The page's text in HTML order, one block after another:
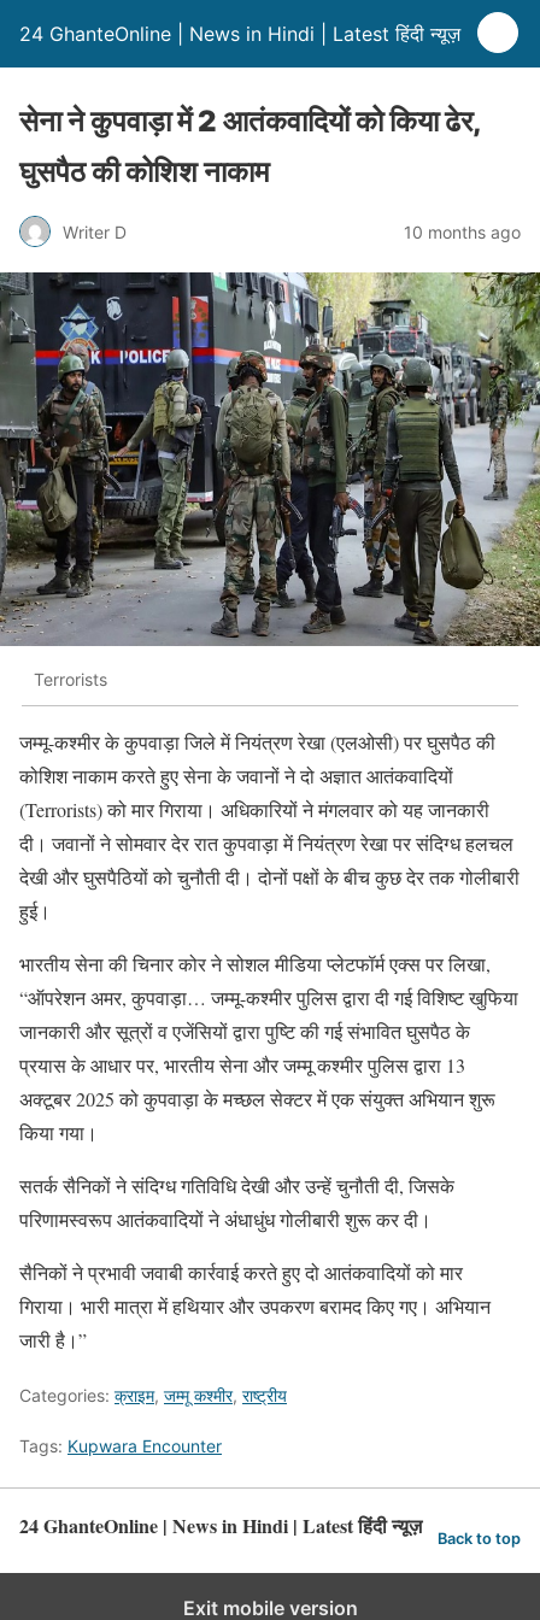
24 GhanteOnline | News in Hindi | Latest हिंदी न्यूज़
सेना ने कुपवाड़ा में 2 आतंकवादियों को किया ढेर,
घुसपैठ की कोशिश नाकाम
Writer D 10 months ago
Terrorists
जम्मू-कश्मीर के कुपवाड़ा जिले में नियंत्रण रेखा (एलओसी) पर घुसपैठ की
कोशिश नाकाम करते हुए सेना के जवानों ने दो अज्ञात आतंकवादियों
(Terrorists) को मार गिराया। अधिकारियों ने मंगलवार को यह जानकारी
दी। जवानों ने सोमवार देर रात कुपवाड़ा में नियंत्रण रेखा पर संदिग्ध हलचल
देखी और घुसपैठियों को चुनौती दी। दोनों पक्षों के बीच कुछ देर तक गोलीबारी
हुई।
भारतीय सेना की चिनार कोर ने सोशल मीडिया प्लेटफॉर्म एक्स पर लिखा,
“ऑपरेशन अमर, कुपवाड़ा… जम्मू-कश्मीर पुलिस द्वारा दी गई विशिष्ट खुफिया
जानकारी और सूत्रों व एजेंसियों द्वारा पुष्टि की गई संभावित घुसपैठ के
प्रयास के आधार पर, भारतीय सेना और जम्मू कश्मीर पुलिस द्वारा 13
अक्टूबर 2025 को कुपवाड़ा के मच्छल सेक्टर में एक संयुक्त अभियान शुरू
किया गया।
सतर्क सैनिकों ने संदिग्ध गतिविधि देखी और उन्हें चुनौती दी, जिसके
परिणामस्वरूप आतंकवादियों ने अंधाधुंध गोलीबारी शुरू कर दी।
सैनिकों ने प्रभावी जवाबी कार्रवाई करते हुए दो आतंकवादियों को मार
गिराया। भारी मात्रा में हथियार और उपकरण बरामद किए गए। अभियान
जारी है।”
Categories: क्राइम, जम्मू कश्मीर, राष्ट्रीय
Tags: Kupwara Encounter
24 GhanteOnline | News in Hindi | Latest हिंदी न्यूज़ Back to top
Exit mobile version